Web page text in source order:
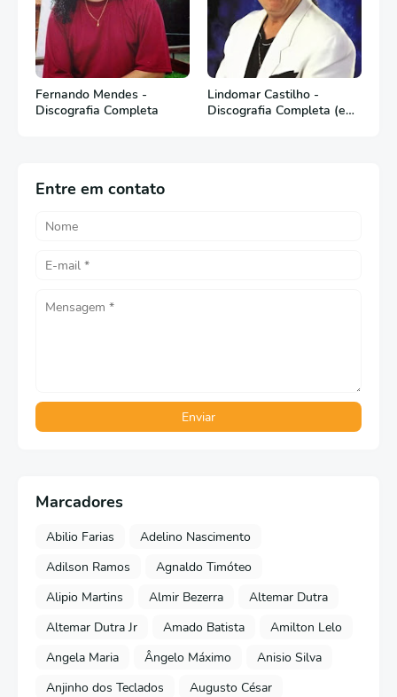
Fernando Mendes -
Discografia Completa
Lindomar Castilho -
Discografia Completa (em
Entre em contato
Marcadores
Abilio Farias
Adelino Nascimento
Adilson Ramos
Agnaldo Timóteo
Alipio Martins
Almir Bezerra
Altemar Dutra
Altemar Dutra Jr
Amado Batista
Amilton Lelo
Angela Maria
Ângelo Máximo
Anisio Silva
Anjinho dos Teclados
Augusto César